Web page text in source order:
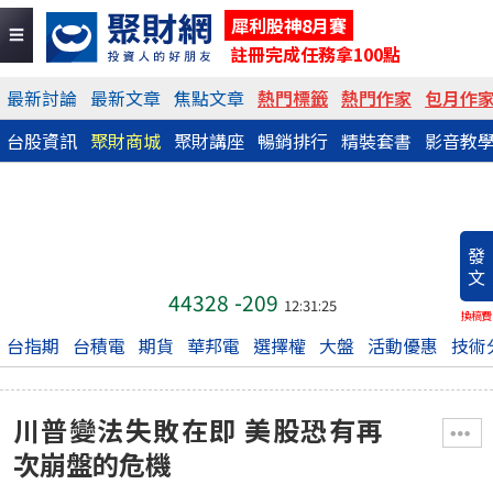
犀利股神8月賽
註冊完成任務拿100點
最新討論 最新文章 焦點文章 熱門標籤 熱門作家 包月作
台股資訊 聚財商城 聚財講座 暢銷排行 精裝套書 影音教
發
文
換稿費
44328 -209 12:31:25
台指期 台積電 期貨 華邦電 選擇權 大盤 活動優惠 技術
川普變法失敗在即 美股恐有再
次崩盤的危機